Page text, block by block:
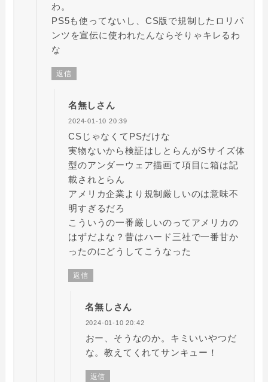
わ。
PS5も使ってないし、CS版で規制したロリパ
ンツを宣伝に使われたんならそりゃキレるわ
な
返信
名無しさん
2024-01-10 20:39
CSじゃなくてPSだけな
実物ないから検証はしとらんがSサイズ体
型のアンダーウェア描画て項目に箱は記
載されとらん
アメリカ企業より規制厳しいのは意味不
明すぎるだろ
こういうの一番厳しいのってアメリカの
はずだよな？昔はハード三社で一番甘か
ったのにどうしてこうなった
返信
名無しさん
2024-01-10 20:42
おー、そうなのか。キミいいやつだ
な。教えてくれてサンキュー！
返信